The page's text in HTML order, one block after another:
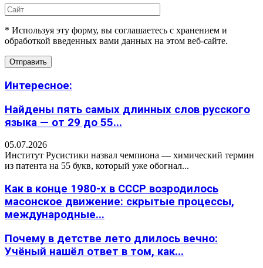
* Используя эту форму, вы соглашаетесь с хранением и
обработкой введенных вами данных на этом веб-сайте.
Интересное:
Найдены пять самых длинных слов русского
языка — от 29 до 55...
05.07.2026
Институт Русистики назвал чемпиона — химический термин
из патента на 55 букв, который уже обогнал...
Как в конце 1980-х в СССР возродилось
масонское движение: скрытые процессы,
международные...
Почему в детстве лето длилось вечно:
Учёный нашёл ответ в том, как...